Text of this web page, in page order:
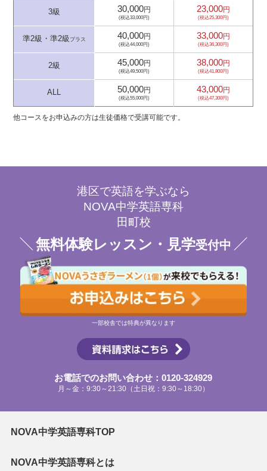
3級 30,000円
(税込33,000円)
23,000円
(税込25,300円)
準2級・準2級 プラス 40,000円
(税込44,000円)
33,000円
(税込36,300円)
2級 45,000円
(税込49,500円)
38,000円
(税込41,800円)
ALL 50,000円
(税込55,000円)
43,000円
(税込47,300円)
他コースをお申込みの方は生徒価格で受講可能です。
港区で英語を学ぶなら
NOVA中学英語専科
田町校
無料体験レッスン・見学受付中
一部校舎では特典が異なります
お電話でのお問い合わせ：0120-324929
月～金：9:30～21:30（土日祝：9:30～18:30）
NOVA中学英語専科TOP
NOVA中学英語専科とは